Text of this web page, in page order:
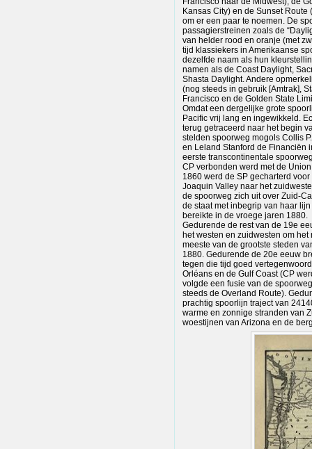
Kansas City) en de Sunset
om er een paar te noemen. De
passagierstreinen zoals de
van helder rood en oranje (met
tijd klassiekers in Amerikaanse
dezelfde naam als hun
namen als de Coast Daylight,
Shasta Daylight. Andere
(nog steeds in gebruik [Amtrak],
Francisco en de Golden State
Omdat een dergelijke grote
Pacific vrij lang en ingewikkeld.
terug getraceerd naar het begin
stelden spoorweg mogols Collis
en Leland Stanford de Financiën
eerste transcontinentale
CP verbonden werd met de
1860 werd de SP gecharterd
Joaquin Valley naar het
de spoorweg zich uit over Zuid-
de staat met inbegrip van haar
bereikte in de vroege jaren 1880.
Gedurende de rest van de 19e
het westen en zuidwesten om
meeste van de grootste steden
1880. Gedurende de 20e eeuw
tegen die tijd goed
Orléans en de Gulf Coast (CP
volgde een fusie van de
steeds de Overland Route).
prachtig spoorlijn traject van
warme en zonnige stranden van
woestijnen van Arizona en de